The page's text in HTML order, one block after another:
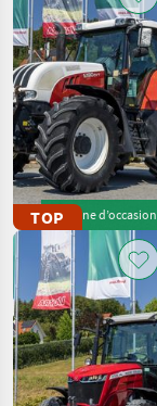
TOPMachine d’occasion